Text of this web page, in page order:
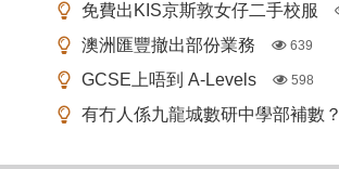
免費出KIS京斯敦女仔二手校服
澳洲匯豐撤出部份業務 639
GCSE上唔到 A-Levels 598
有冇人係九龍城數研中學部補數？